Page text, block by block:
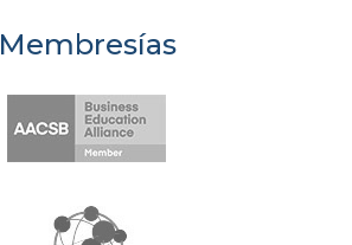
Membresías